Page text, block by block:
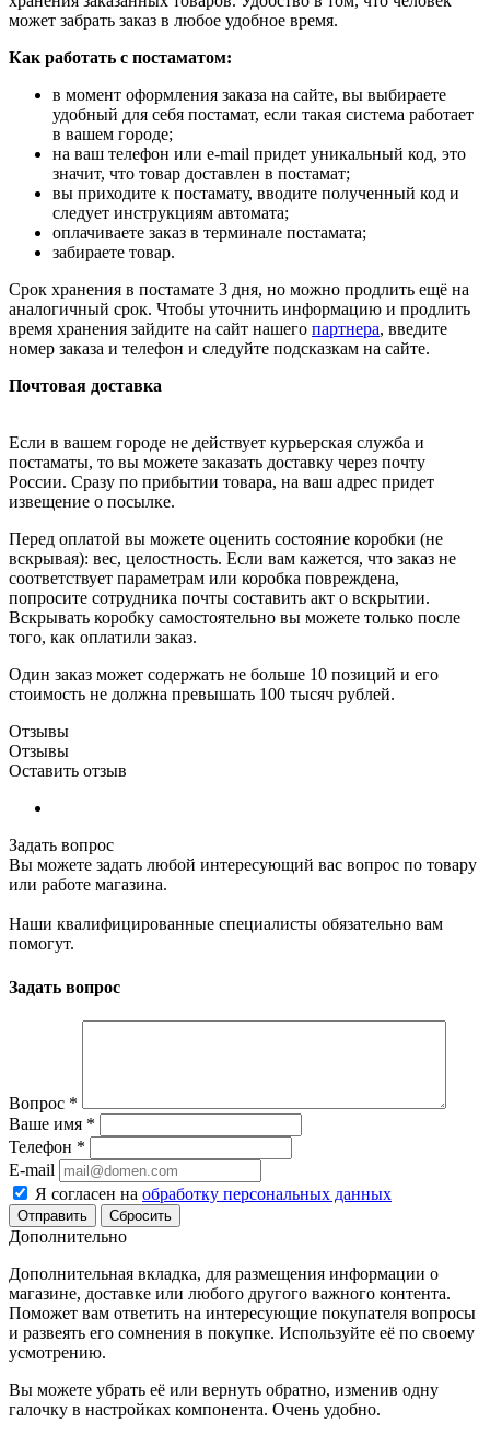
может забрать заказ в любое удобное время.
Как работать с постаматом:
в момент оформления заказа на сайте, вы выбираете
удобный для себя постамат, если такая система работает
в вашем городе;
на ваш телефон или e-mail придет уникальный код, это
значит, что товар доставлен в постамат;
вы приходите к постамату, вводите полученный код и
следует инструкциям автомата;
оплачиваете заказ в терминале постамата;
забираете товар.
Срок хранения в постамате 3 дня, но можно продлить ещё на
аналогичный срок. Чтобы уточнить информацию и продлить
время хранения зайдите на сайт нашего партнера, введите
номер заказа и телефон и следуйте подсказкам на сайте.
Почтовая доставка
Если в вашем городе не действует курьерская служба и
постаматы, то вы можете заказать доставку через почту
России. Сразу по прибытии товара, на ваш адрес придет
извещение о посылке.
Перед оплатой вы можете оценить состояние коробки (не
вскрывая): вес, целостность. Если вам кажется, что заказ не
соответствует параметрам или коробка повреждена,
попросите сотрудника почты составить акт о вскрытии.
Вскрывать коробку самостоятельно вы можете только после
того, как оплатили заказ.
Один заказ может содержать не больше 10 позиций и его
стоимость не должна превышать 100 тысяч рублей.
Отзывы
Отзывы
Оставить отзыв
Задать вопрос
Вы можете задать любой интересующий вас вопрос по товару
или работе магазина.
Наши квалифицированные специалисты обязательно вам
помогут.
Задать вопрос
Вопрос *
Ваше имя *
Телефон *
E-mail
Я согласен на обработку персональных данных
Сбросить
Дополнительно
Дополнительная вкладка, для размещения информации о
магазине, доставке или любого другого важного контента.
Поможет вам ответить на интересующие покупателя вопросы
и развеять его сомнения в покупке. Используйте её по своему
усмотрению.
Вы можете убрать её или вернуть обратно, изменив одну
галочку в настройках компонента. Очень удобно.